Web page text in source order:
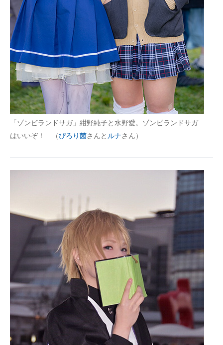
「ゾンビランドサガ」紺野純子と水野愛。ゾンビランドサガ
はいいぞ！ （ぴろり菌さんと ルナさん）